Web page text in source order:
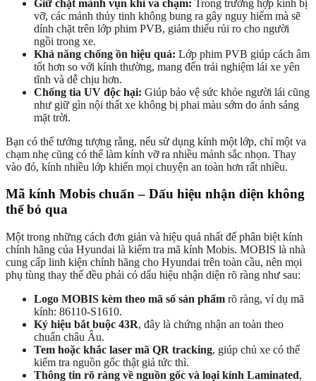
Giữ chặt mảnh vụn khi va chạm: Trong trường hợp kính bị
vỡ, các mảnh thủy tinh không bung ra gây nguy hiểm mà sẽ
dính chặt trên lớp phim PVB, giảm thiểu rủi ro cho người
ngồi trong xe.
Khả năng chống ồn hiệu quả: Lớp phim PVB giúp cách âm
tốt hơn so với kính thường, mang đến trải nghiệm lái xe yên
tĩnh và dễ chịu hơn.
Chống tia UV độc hại: Giúp bảo vệ sức khỏe người lái cũng
như giữ gìn nội thất xe không bị phai màu sớm do ánh sáng
mặt trời.
Bạn có thể tưởng tượng rằng, nếu sử dụng kính một lớp, chỉ một va
chạm nhẹ cũng có thể làm kính vỡ ra nhiều mảnh sắc nhọn. Thay
vào đó, kính nhiều lớp khiến mọi chuyện an toàn hơn rất nhiều.
Mã kính Mobis chuẩn – Dấu hiệu nhận diện không
thể bỏ qua
Một trong những cách đơn giản và hiệu quả nhất để phân biệt kính
chính hãng của Hyundai là kiểm tra mã kính Mobis. MOBIS là nhà
cung cấp linh kiện chính hãng cho Hyundai trên toàn cầu, nên mọi
phụ tùng thay thế đều phải có dấu hiệu nhận diện rõ ràng như sau:
Logo MOBIS kèm theo mã số sản phẩm rõ ràng, ví dụ mã
kính: 86110-S1610.
Ký hiệu bắt buộc 43R, đây là chứng nhận an toàn theo
chuẩn châu Âu.
Tem hoặc khắc laser mã QR tracking, giúp chủ xe có thể
kiểm tra nguồn gốc thật giả tức thì.
Thông tin rõ ràng về nguồn gốc và loại kính Laminated,